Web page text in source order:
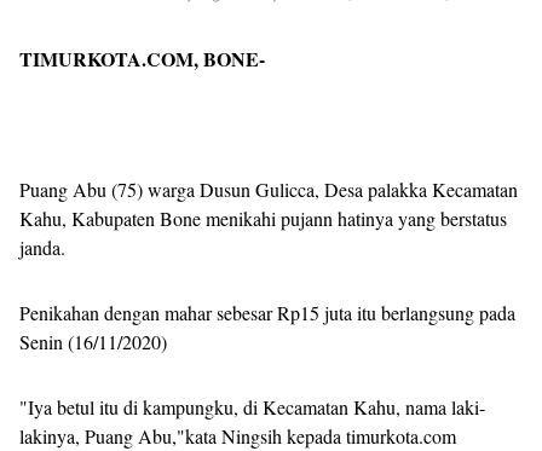
TIMURKOTA.COM, BONE-
Puang Abu (75) warga Dusun Gulicca, Desa palakka Kecamatan
Kahu, Kabupaten Bone menikahi pujann hatinya yang berstatus
janda.
Penikahan dengan mahar sebesar Rp15 juta itu berlangsung pada
Senin (16/11/2020)
"Iya betul itu di kampungku, di Kecamatan Kahu, nama laki-
lakinya, Puang Abu,"kata Ningsih kepada timurkota.com